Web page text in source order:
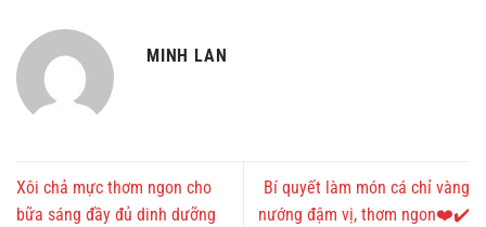
MINH LAN
Xôi chả mực thơm ngon cho
bữa sáng đầy đủ dinh dưỡng
Bí quyết làm món cá chỉ vàng
nướng đậm vị, thơm ngon❤️✔️